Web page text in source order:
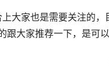
家也是需要关注的，
跟大家推荐一下，是可